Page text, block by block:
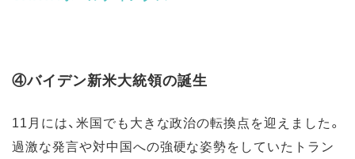
④バイデン新米大統領の誕生
11月には、米国でも大きな政治の転換点を迎えました。
過激な発言や対中国への強硬な姿勢をしていたトラン